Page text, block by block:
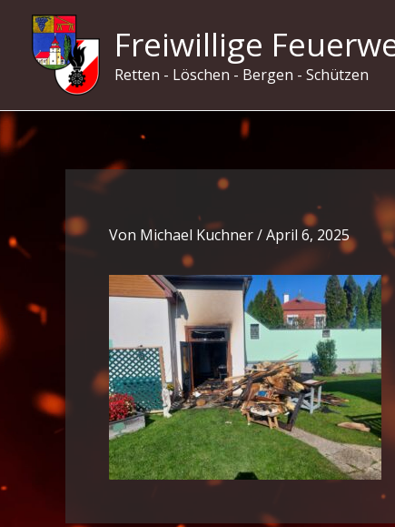
Inhalt
springen
Freiwillige
Retten - Löschen - Bergen - Schützen
Von Michael Kuchner/April 6, 2025